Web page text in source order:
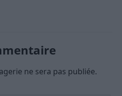
ne sera pas publiée.